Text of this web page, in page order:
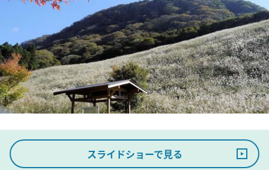
スライドショーで見る